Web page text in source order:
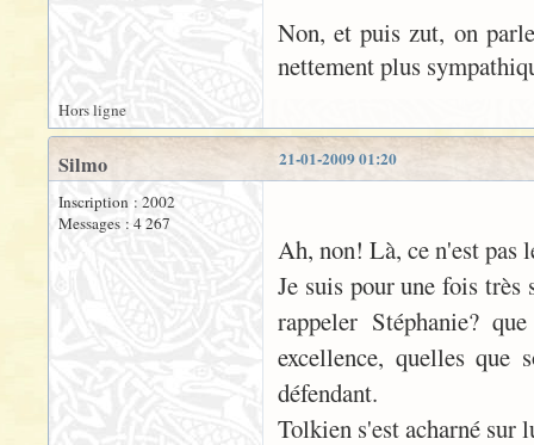
Non, et puis zut, on
nettement plus
Hors ligne
21-01-2009 01:20
Silmo
Inscription : 2002
Messages : 4 267
Ah, non! Là, ce n'est pas
Je suis pour une fois
rappeler Stéphanie?
excellence, quelles
défendant.
Tolkien s'est acharné sur